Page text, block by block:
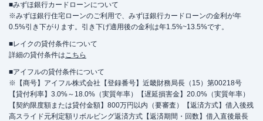
■みずほ銀行カードローンについて
※みずほ銀行住宅ローンのご利用で、みずほ銀行カードローンの金利が年
0.5%引き下がります。引き下げ適用後の金利は年1.5%~13.5%です。
■レイクの貸付条件について
詳細の貸付条件はこちら
■アイフルの貸付条件について
※【商号】アイフル株式会社【登録番号】近畿財務局長（15）第00218号
【貸付利率】3.0%～18.0%（実質年率）【遅延損害金】20.0%（実質年率）
【契約限度額または貸付金額】800万円以内（要審査）【返済方式】借入後残
高スライド元利定額リボルビング返済方式【返済期間・回数】借入直後最長